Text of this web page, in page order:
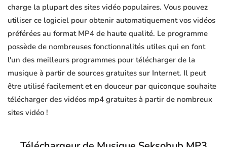
charge la plupart des sites vidéo populaires. Vous pouvez
utiliser ce logiciel pour obtenir automatiquement vos vidéos
préférées au format MP4 de haute qualité. Le programme
possède de nombreuses fonctionnalités utiles qui en font
l'un des meilleurs programmes pour télécharger de la
musique à partir de sources gratuites sur Internet. Il peut
être utilisé facilement et en douceur par quiconque souhaite
télécharger des vidéos mp4 gratuites à partir de nombreux
sites vidéo !